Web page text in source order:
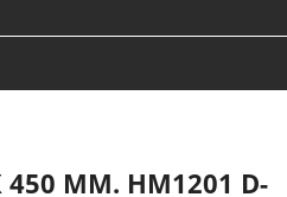
450 MM. HM1201 D-